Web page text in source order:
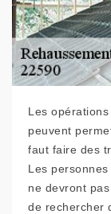
Les
peuvent
faut faire des
Les
ne devront
de rechercher